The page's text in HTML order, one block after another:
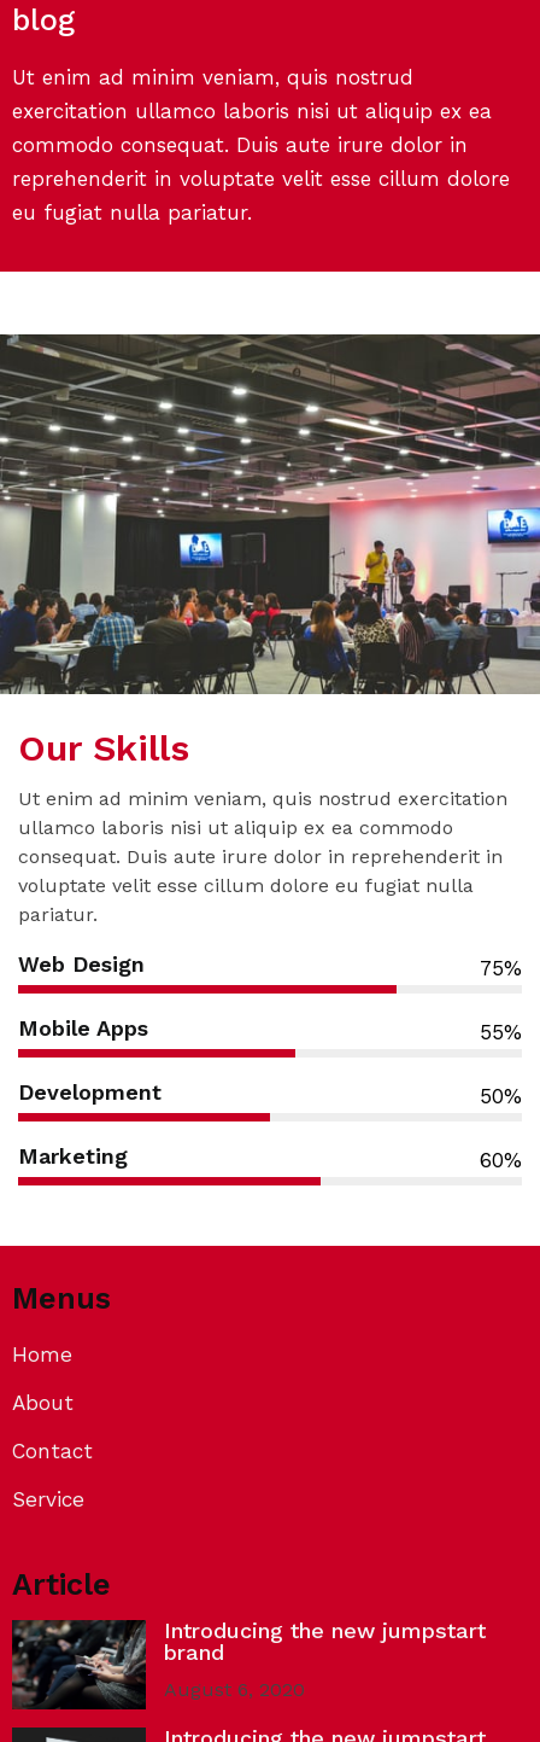
blog
Ut enim ad minim veniam, quis nostrud
exercitation ullamco laboris nisi ut aliquip ex ea
commodo consequat. Duis aute irure dolor in
reprehenderit in voluptate velit esse cillum dolore
eu fugiat nulla pariatur.
Our Skills
Ut enim ad minim veniam, quis nostrud exercitation
ullamco laboris nisi ut aliquip ex ea commodo
consequat. Duis aute irure dolor in reprehenderit in
voluptate velit esse cillum dolore eu fugiat nulla
pariatur.
Web Design 75%
Mobile Apps 55%
Development 50%
Marketing 60%
Menus
Home
About
Contact
Service
Article
Introducing the new jumpstart
brand
August 6, 2020